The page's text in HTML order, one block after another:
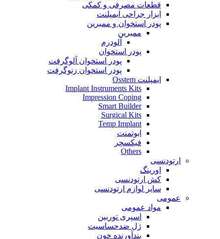
قطعات مصرفی و کمکی
ابزار جراحی ایمپلنت
پودر استخوان و ممبرین
ممبرین
آلودرم
پودر استخوان
پودر استخوان آلوگرفت
پودر استخوان زنوگرفت
ایمپلنت Osstem
Implant Instruments Kits
Impression Coping
Smart Builder
Surgical Kits
Temp Implant
ابوتمنت
فیکسچر
Others
ارتودنسی
اورینگ
کش ارتودنسی
سایر لوازم ارتودنسی
عمومی
مواد عمومی
اسپری توربین
ژل ضدحساسیت
بندآورنده خون